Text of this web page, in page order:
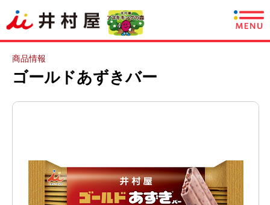
商品情報
企業情報
商品情報
ゴールドあずきバー